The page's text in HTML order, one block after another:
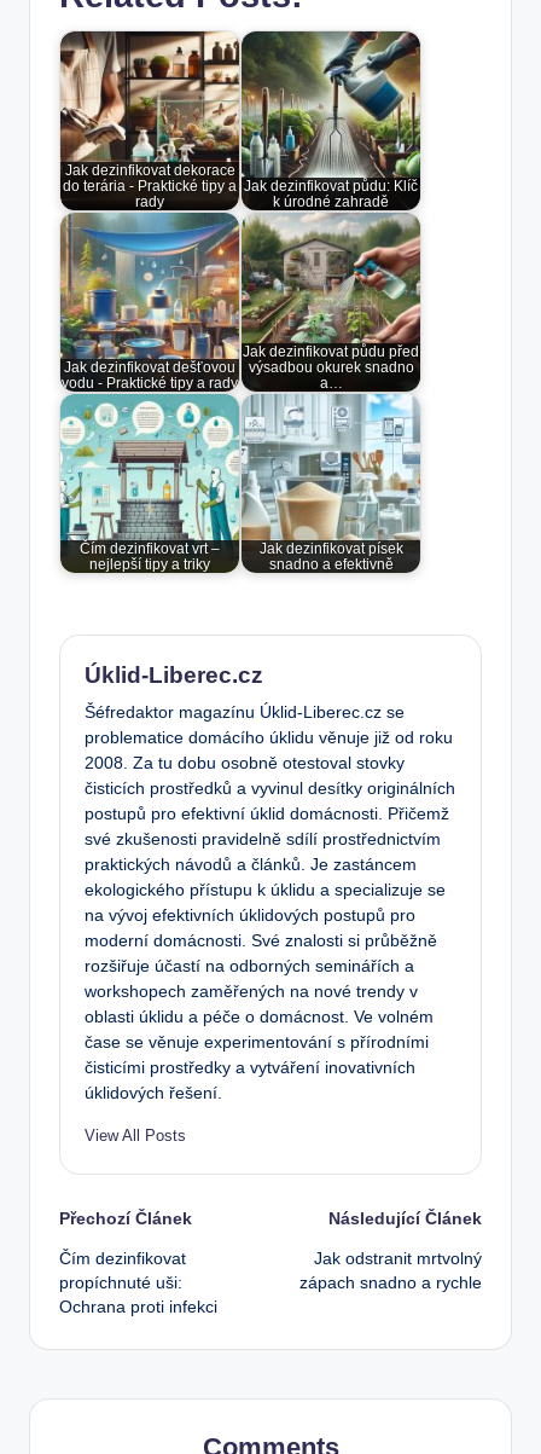
Jak dezinfikovat dekorace
do terária - Praktické tipy a
rady
Jak dezinfikovat půdu: Klíč
k úrodné zahradě
Jak dezinfikovat dešťovou
vodu - Praktické tipy a rady
Jak dezinfikovat půdu před
výsadbou okurek snadno
a…
Čím dezinfikovat vrt –
nejlepší tipy a triky
Jak dezinfikovat písek
snadno a efektivně
Úklid-Liberec.cz
Šéfredaktor magazínu Úklid-Liberec.cz se
problematice domácího úklidu věnuje již od roku
2008. Za tu dobu osobně otestoval stovky
čisticích prostředků a vyvinul desítky originálních
postupů pro efektivní úklid domácnosti. Přičemž
své zkušenosti pravidelně sdílí prostřednictvím
praktických návodů a článků. Je zastáncem
ekologického přístupu k úklidu a specializuje se
na vývoj efektivních úklidových postupů pro
moderní domácnosti. Své znalosti si průběžně
rozšiřuje účastí na odborných seminářích a
workshopech zaměřených na nové trendy v
oblasti úklidu a péče o domácnost. Ve volném
čase se věnuje experimentování s přírodními
čisticími prostředky a vytváření inovativních
úklidových řešení.
View All Posts
Post
navigation
Přechozí Článek
Čím dezinfikovat
propíchnuté uši:
Ochrana proti infekci
Následující Článek
Jak odstranit mrtvolný
zápach snadno a rychle
Comments